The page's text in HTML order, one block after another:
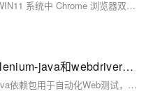
【11月更文挑战第6天】本文介绍了 WIN11 系统中 Chrome 浏览器双击打不开闪退及不能拖拽文件 crx 的原因和解决方法。包括浏览器版本过旧、扩展程序冲突、硬件加速问题、缓存过多、安全软件冲突、系统文件损坏、用户配置文件损坏等问题的解决方案，以及 crx 文件的屏蔽、权限问题和文件格式问题的处理方法。
使用java操作浏览器的工具selenium-java和webdriver下载地址
【10月更文挑战第12天】Selenium-java依赖包用于自动化Web测试，版本为3.141.59。ChromeDriver和EdgeDriver分别用于控制Chrome和Edge浏览器，需确保版本与浏览器匹配。示例代码展示了如何使用Selenium-java模拟登录CSDN，包括设置驱动路径、添加Cookies和获取页面源码。